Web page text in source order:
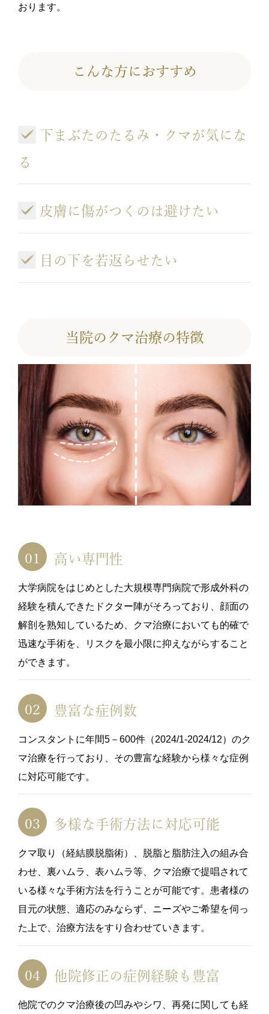
おります。
こんな方におすすめ
下まぶたのたるみ・クマが気にな
る
皮膚に傷がつくのは避けたい
目の下を若返らせたい
当院のクマ治療の特徴
高い専門性
大学病院をはじめとした大規模専門病院で形成外科の
経験を積んできたドクター陣がそろっており、顔面の
解剖を熟知しているため、クマ治療においても的確で
迅速な手術を、リスクを最小限に抑えながらすること
ができます。
豊富な症例数
コンスタントに年間5－600件（2024/1-2024/12）のク
マ治療を行っており、その豊富な経験から様々な症例
に対応可能です。
多様な手術方法に対応可能
クマ取り（経結膜脱脂術）、脱脂と脂肪注入の組み合
わせ、裏ハムラ、表ハムラ等、クマ治療で提唱されて
いる様々な手術方法を行うことが可能です。患者様の
目元の状態、適応のみならず、ニーズやご希望を伺っ
た上で、治療方法をすり合わせていきます。
他院修正の症例経験も豊富
他院でのクマ治療後の凹みやシワ、再発に関しても経